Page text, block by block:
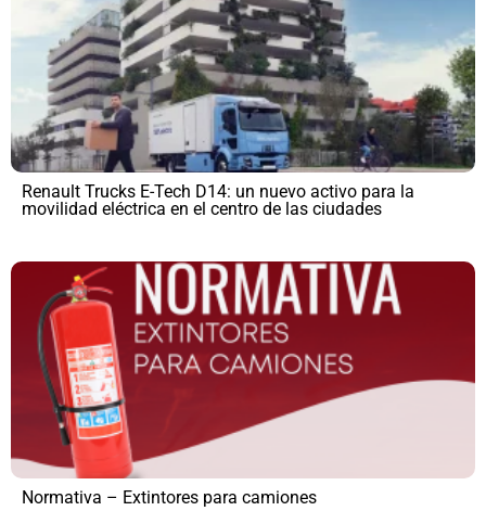
Renault Trucks E-Tech D14: un nuevo activo para la
movilidad eléctrica en el centro de las ciudades
Normativa – Extintores para camiones